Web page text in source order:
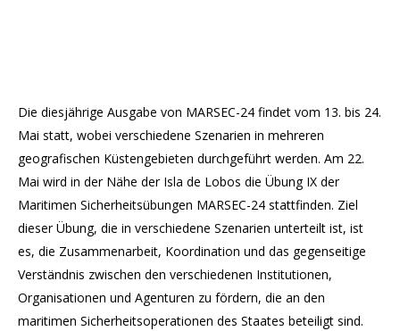
Die diesjährige Ausgabe von MARSEC-24 findet vom 13. bis 24.
Mai statt, wobei verschiedene Szenarien in mehreren
geografischen Küstengebieten durchgeführt werden. Am 22.
Mai wird in der Nähe der Isla de Lobos die Übung IX der
Maritimen Sicherheitsübungen MARSEC-24 stattfinden. Ziel
dieser Übung, die in verschiedene Szenarien unterteilt ist, ist
es, die Zusammenarbeit, Koordination und das gegenseitige
Verständnis zwischen den verschiedenen Institutionen,
Organisationen und Agenturen zu fördern, die an den
maritimen Sicherheitsoperationen des Staates beteiligt sind.